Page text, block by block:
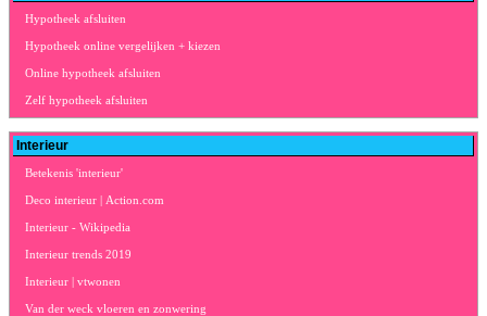
Hypotheek afsluiten
Hypotheek online vergelijken + kiezen
Online hypotheek afsluiten
Zelf hypotheek afsluiten
Interieur
Betekenis 'interieur'
Deco interieur | Action.com
Interieur - Wikipedia
Interieur trends 2019
Interieur | vtwonen
Van der weck vloeren en zonwering